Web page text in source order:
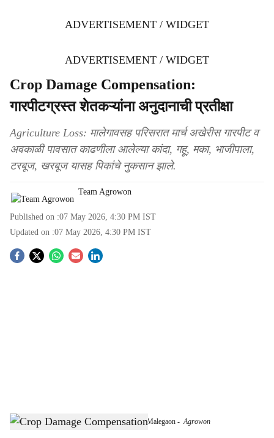
ADVERTISEMENT / WIDGET
ADVERTISEMENT / WIDGET
Crop Damage Compensation:
गारपीटग्रस्त शेतकऱ्यांना अनुदानाची प्रतीक्षा
Agriculture Loss: मालेगावसह परिसरात मार्च अखेरीस गारपीट व
अवकाळी पावसात काढणीला आलेल्या कांदा, गहू, मका, भाजीपाला,
टरबूज, खरबूज यासह पिकांचे नुकसान झाले.
Team Agrowon
Published on :07 May 2026, 4:30 PM IST
Updated on :07 May 2026, 4:30 PM IST
S
Hailstorm-Hit Farmers Await Compensation in Malegaon -Agrowon